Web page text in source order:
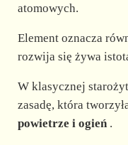
atomowych.
Element oznacza
rozwija się żywa
W klasycznej
zasadę, która
powietrze i ogień.